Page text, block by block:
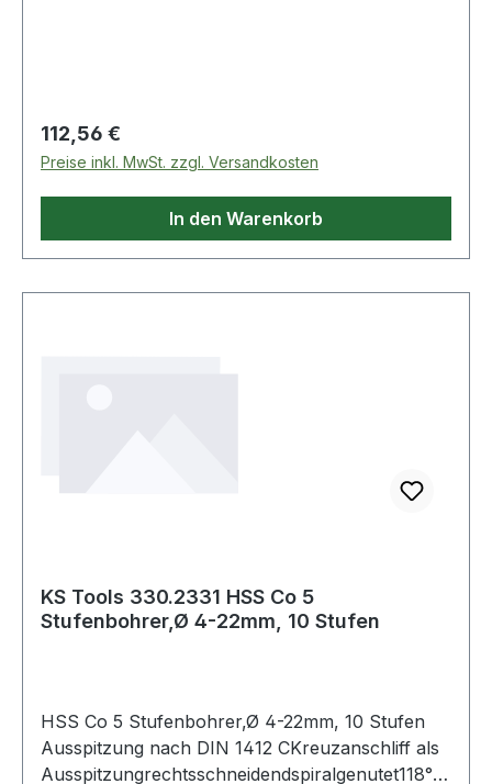
geringe Schneidbelastung. Weitere Produkte im
Bereich HSS Co 5 Stufenbohrer,Ø 6-37mm, 12
Stufe
Regulärer Preis:
112,56 €
Preise inkl. MwSt. zzgl. Versandkosten
In den Warenkorb
KS Tools 330.2331 HSS Co 5
Stufenbohrer,Ø 4-22mm, 10 Stufen
HSS Co 5 Stufenbohrer,Ø 4-22mm, 10 Stufen
Ausspitzung nach DIN 1412 CKreuzanschliff als
Ausspitzungrechtsschneidendspiralgenutet118°